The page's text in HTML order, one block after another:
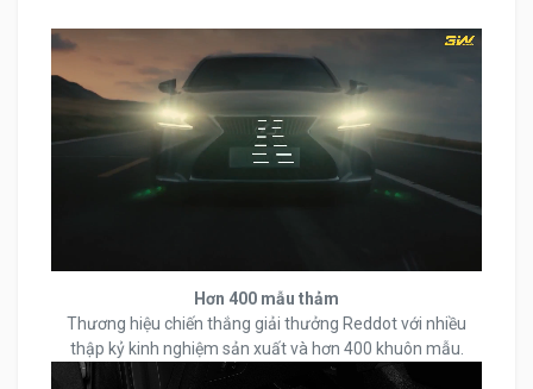
Hơn 400 mẫu thảm
Thương hiệu chiến thắng giải thưởng Reddot với nhiều
thập kỷ kinh nghiệm sản xuất và hơn 400 khuôn mẫu.